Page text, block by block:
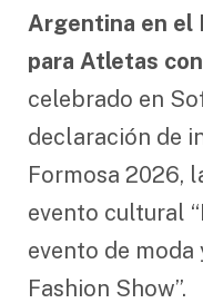
Argentina en el
para Atletas
celebrado en
declaración de
Formosa 2026,
evento cultural
evento de moda
Fashion Show”.